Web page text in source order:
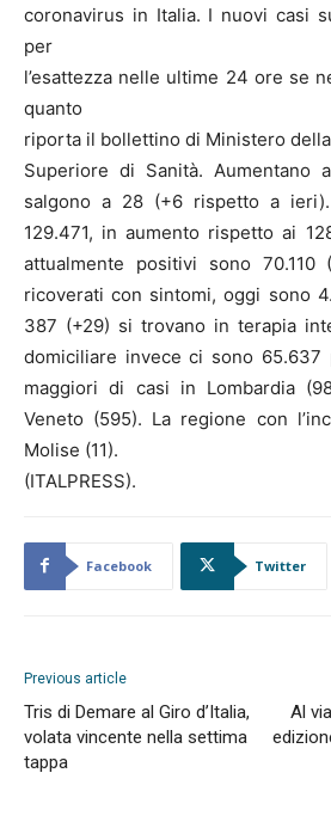
coronavirus in Italia. I nuovi casi
per
l’esattezza nelle ultime 24 ore se
quanto
riporta il bollettino di Ministero
Superiore di Sanità. Aumentano
salgono a 28 (+6 rispetto a
129.471, in aumento rispetto ai
attualmente positivi sono 70.110
ricoverati con sintomi, oggi sono
387 (+29) si trovano in terapia
domiciliare invece ci sono 65.637
maggiori di casi in Lombardia
Veneto (595). La regione con
Molise (11).
(ITALPRESS).
Facebook Twitter
Previous article
Tris di Demare al Giro d’Italia,
volata vincente nella settima
tappa
Al